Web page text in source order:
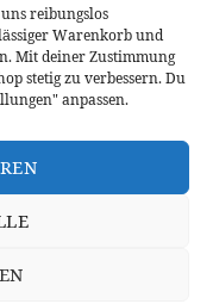
reibungslos
Warenkorb und
Mit deiner Zustimmung
stetig zu verbessern. Du
anpassen.
NICHT VORRÄTIG